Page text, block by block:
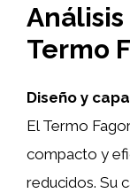
Termo
Diseño y
El Termo
compacto y
reducidos. Su